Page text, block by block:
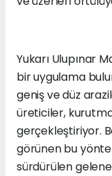
Yukarı Ulupınar
bir uygulama
geniş ve düz
üreticiler,
gerçekleştiriyor.
görünen bu
sürdürülen